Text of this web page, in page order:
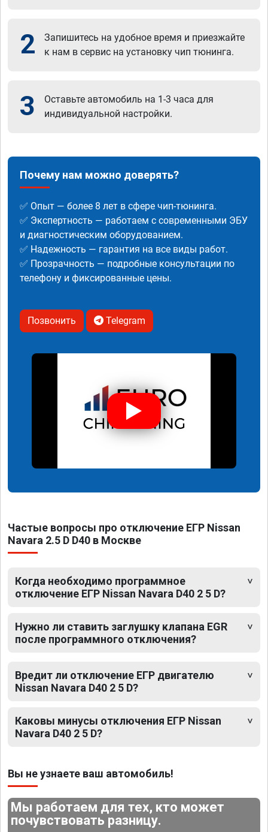
2
Запишитесь на удобное время и приезжайте
к нам в сервис на установку чип тюнинга.
3
Оставьте автомобиль на 1-3 часа для
индивидуальной настройки.
Почему нам можно доверять?
✅ Опыт — более 8 лет в сфере чип-тюнинга.
✅ Экспертность — работаем с современными ЭБУ
и диагностическим оборудованием.
✅ Надежность — гарантия на все виды работ.
✅ Прозрачность — подробные консультации по
телефону и фиксированные цены.
Позвонить Telegram
Частые вопросы про отключение ЕГР Nissan
Navara 2.5 D D40 в Москве
Когда необходимо программное
отключение ЕГР Nissan Navara D40 2 5 D?
Нужно ли ставить заглушку клапана EGR
после программного отключения?
Вредит ли отключение ЕГР двигателю
Nissan Navara D40 2 5 D?
Каковы минусы отключения ЕГР Nissan
Navara D40 2 5 D?
Вы не узнаете ваш автомобиль!
Мы работаем для тех, кто может
почувствовать разницу.